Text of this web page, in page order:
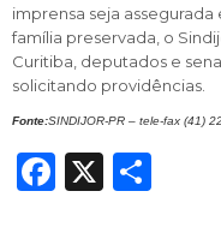
imprensa seja
família preservada, o
Curitiba, deputados e
solicitando providências.
Fonte:SINDIJOR-PR – tele-fax (41)
Facebook
X